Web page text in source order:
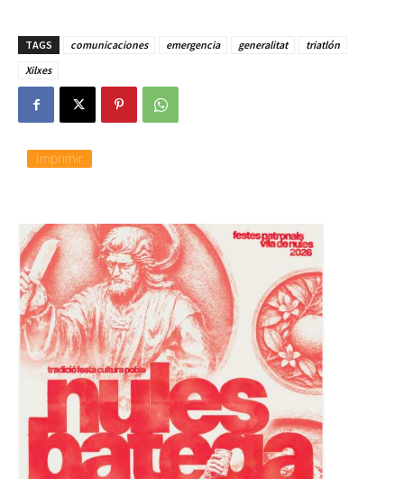
TAGS comunicaciones emergencia generalitat
triatlón
Xilxes
Imprimir